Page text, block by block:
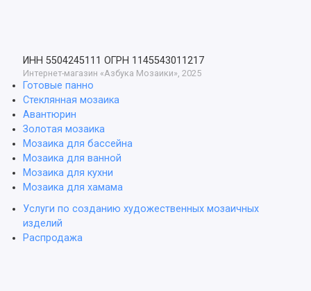
ИНН 5504245111 ОГРН 1145543011217
Интернет-магазин «Азбука Мозаики», 2025
Готовые панно
Стеклянная мозаика
Авантюрин
Золотая мозаика
Мозаика для бассейна
Мозаика для ванной
Мозаика для кухни
Мозаика для хамама
Услуги по созданию художественных мозаичных
изделий
Распродажа